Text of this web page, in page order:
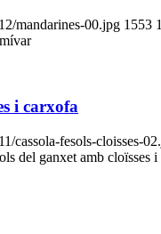
mandarines-00.jpg 1553
i carxofa
cassola-fesols-cloisses-
del ganxet amb cloïsses